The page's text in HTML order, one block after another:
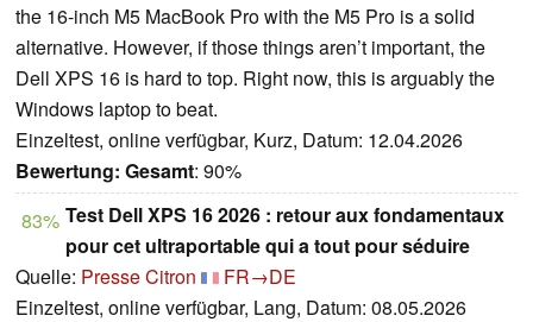
the 16-inch M5 MacBook Pro with the M5 Pro is a solid
alternative. However, if those things aren’t important, the
Dell XPS 16 is hard to top. Right now, this is arguably the
Windows laptop to beat.
Einzeltest, online verfügbar, Kurz, Datum: 12.04.2026
Bewertung: Gesamt: 90%
83% Test Dell XPS 16 2026 : retour aux fondamentaux
pour cet ultraportable qui a tout pour séduire
Quelle: Presse Citron
FR→DE
Einzeltest, online verfügbar, Lang, Datum: 08.05.2026